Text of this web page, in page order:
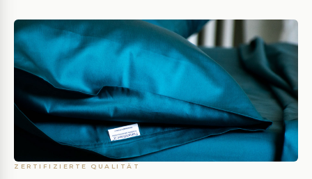
ZERTIFIZIERTE QUALITÄT